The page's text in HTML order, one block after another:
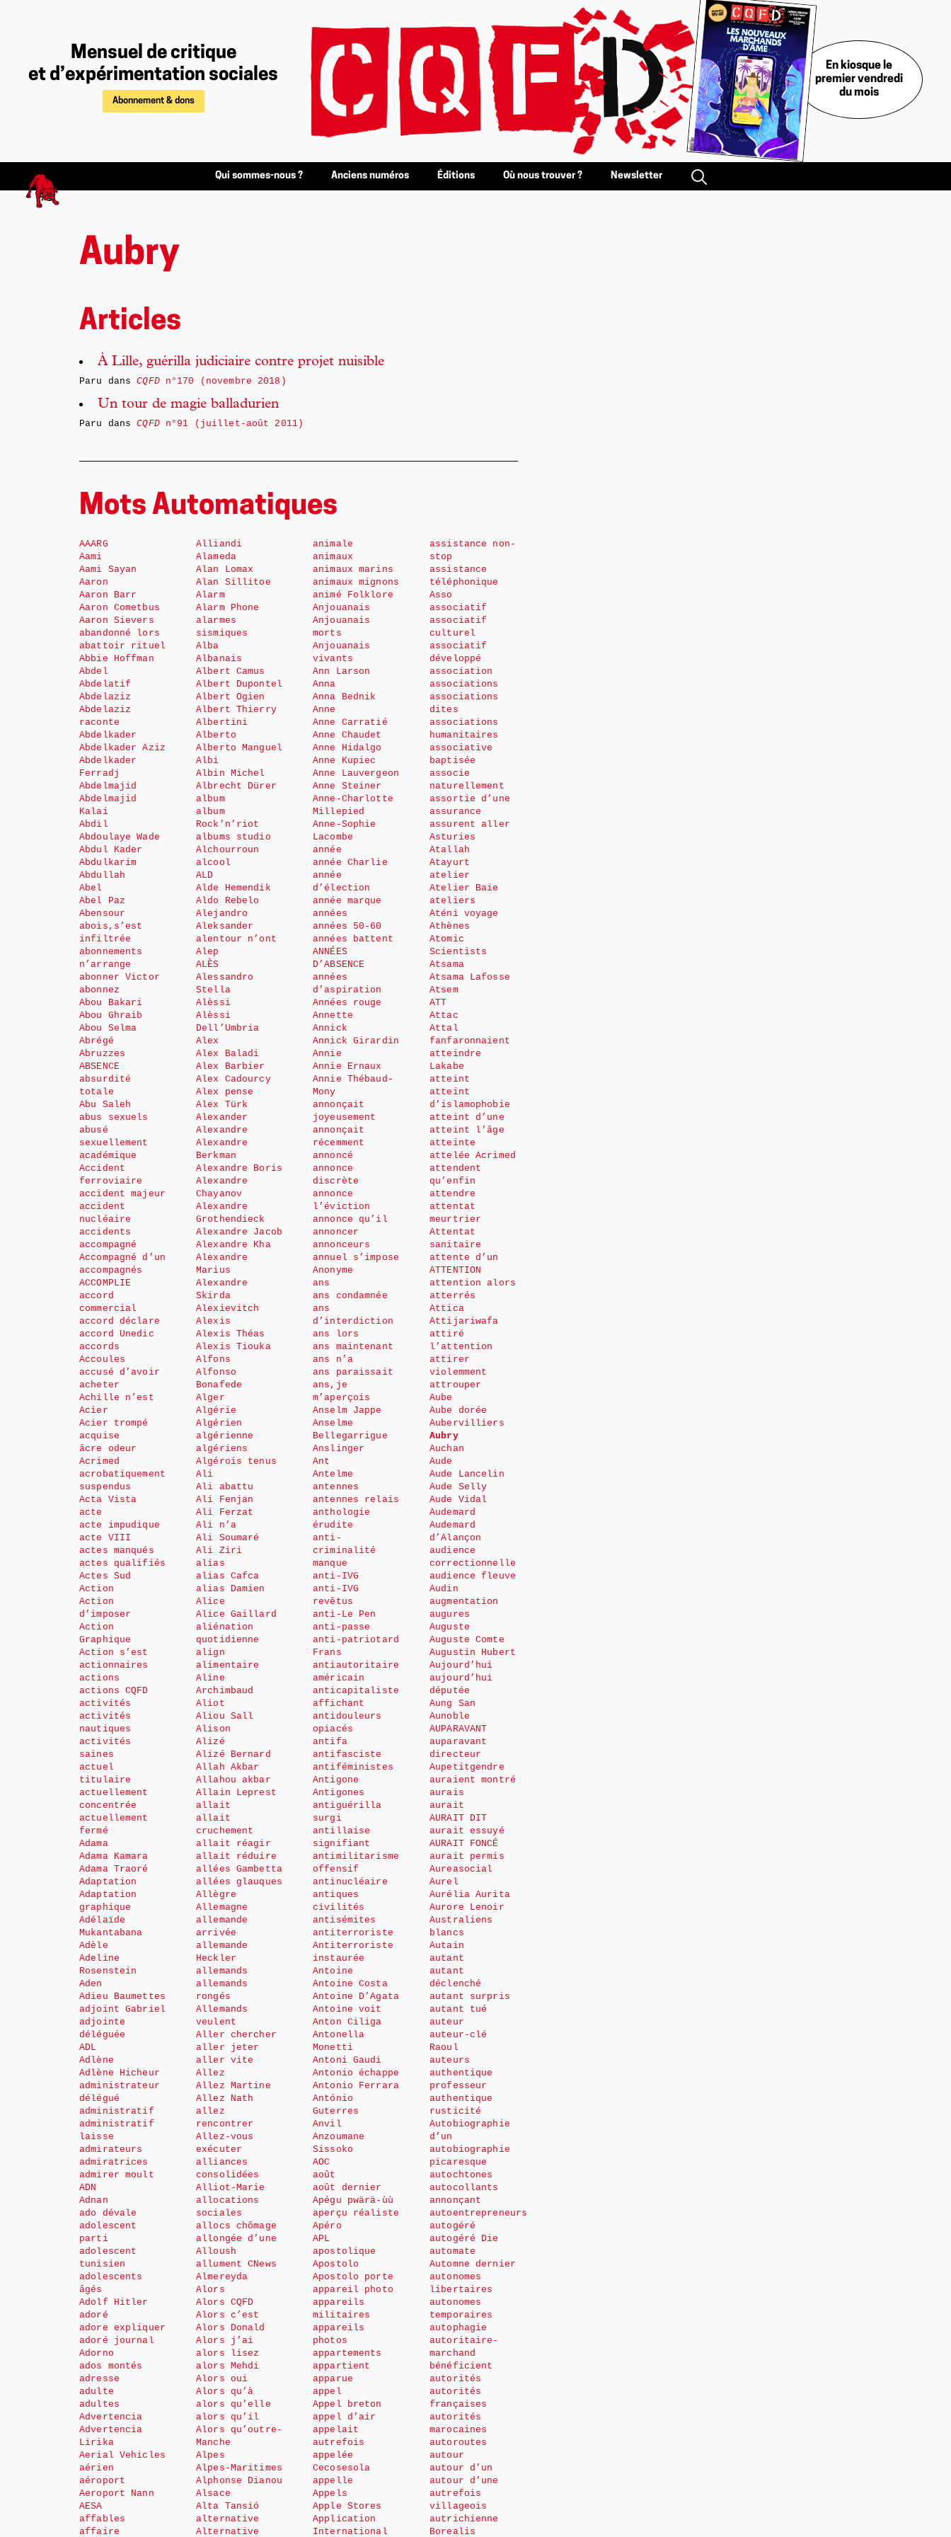
Mensuel de critique
et d’expérimentation sociales
Abonnement & dons
En kiosque le
premier vendredi
du mois
Qui sommes-nous ? Anciens numéros Éditions Où nous trouver ? Newsletter
Aubry
Articles
À Lille, guérilla judiciaire contre projet nuisible
Paru dansCQFDn°170 (novembre 2018)
Un tour de magie balladurien
Paru dansCQFDn°91 (juillet-août 2011)
Mots Automatiques
AAARG
Aami
Aami Sayan
Aaron
Aaron Barr
Aaron Cometbus
Aaron Sievers
abandonné lors
abattoir rituel
Abbie Hoffman
Abdel
Abdelatif
Abdelaziz
Abdelaziz
raconte
Abdelkader
Abdelkader Aziz
Abdelkader
Ferradj
Abdelmajid
Abdelmajid
Kalai
Abdil
Abdoulaye Wade
Abdul Kader
Abdulkarim
Abdullah
Abel
Abel Paz
Abensour
abois,s’est
infiltrée
abonnements
n’arrange
abonner Victor
abonnez
Abou Bakari
Abou Ghraib
Abou Selma
Abrégé
Abruzzes
ABSENCE
absurdité
totale
Abu Saleh
abus sexuels
abusé
sexuellement
académique
Accident
ferroviaire
accident majeur
accident
nucléaire
accidents
accompagné
Accompagné d’un
accompagnés
ACCOMPLIE
accord
commercial
accord déclare
accord Unedic
accords
Accoules
accusé d’avoir
acheter
Achille n’est
Acier
Acier trompé
acquise
âcre odeur
Acrimed
acrobatiquement
suspendus
Acta Vista
acte
acte impudique
acte VIII
actes manqués
actes qualifiés
Actes Sud
Action
Action
d’imposer
Action
Graphique
Action s’est
actionnaires
actions
actions CQFD
activités
activités
nautiques
activités
saines
actuel
titulaire
actuellement
concentrée
actuellement
fermé
Adama
Adama Kamara
Adama Traoré
Adaptation
Adaptation
graphique
Adélaïde
Mukantabana
Adèle
Adeline
Rosenstein
Aden
Adieu Baumettes
adjoint Gabriel
adjointe
déléguée
ADL
Adlène
Adlène Hicheur
administrateur
délégué
administratif
administratif
laisse
admirateurs
admiratrices
admirer moult
ADN
Adnan
ado dévale
adolescent
parti
adolescent
tunisien
adolescents
âgés
Adolf Hitler
adoré
adore expliquer
adoré journal
Adorno
ados montés
adresse
adulte
adultes
Advertencia
Advertencia
Lirika
Aerial Vehicles
aérien
aéroport
Aeroport Nann
AESA
affables
affaire
Alliandi
Alameda
Alan Lomax
Alan Sillitoe
Alarm
Alarm Phone
alarmes
sismiques
Alba
Albanais
Albert Camus
Albert Dupontel
Albert Ogien
Albert Thierry
Albertini
Alberto
Alberto Manguel
Albi
Albin Michel
Albrecht Dürer
album
album
Rock’n’riot
albums studio
Alchourroun
alcool
ALD
Alde Hemendik
Aldo Rebelo
Alejandro
Aleksander
alentour n’ont
Alep
ALÈS
Alessandro
Stella
Alèssi
Alèssi
Dell’Umbria
Alex
Alex Baladi
Alex Barbier
Alex Cadourcy
Alex pense
Alex Türk
Alexander
Alexandre
Alexandre
Berkman
Alexandre Boris
Alexandre
Chayanov
Alexandre
Grothendieck
Alexandre Jacob
Alexandre Kha
Alexandre
Marius
Alexandre
Skirda
Alexievitch
Alexis
Alexis Théas
Alexis Tiouka
Alfons
Alfonso
Bonafede
Alger
Algérie
Algérien
algérienne
algériens
Algérois tenus
Ali
Ali abattu
Ali Fenjan
Ali Ferzat
Ali n’a
Ali Soumaré
Ali Ziri
alias
alias Cafca
alias Damien
Alice
Alice Gaillard
aliénation
quotidienne
align
alimentaire
Aline
Archimbaud
Aliot
Aliou Sall
Alison
Alizé
Alizé Bernard
Allah Akbar
Allahou akbar
Allain Leprest
allait
allait
cruchement
allait réagir
allait réduire
allées Gambetta
allées glauques
Allègre
Allemagne
allemande
arrivée
allemande
Heckler
allemands
allemands
rongés
Allemands
veulent
Aller chercher
aller jeter
aller vite
Allez
Allez Martine
Allez Nath
allez
rencontrer
Allez-vous
exécuter
alliances
consolidées
Alliot-Marie
allocations
sociales
allocs chômage
allongée d’une
Alloush
allument CNews
Almereyda
Alors
Alors CQFD
Alors c’est
Alors Donald
Alors j’ai
alors lisez
alors Mehdi
Alors oui
Alors qu’à
alors qu’elle
alors qu’il
Alors qu’outre-
Manche
Alpes
Alpes-Maritimes
Alphonse Dianou
Alsace
Alta Tansió
alternative
Alternative
animale
animaux
animaux marins
animaux mignons
animé Folklore
Anjouanais
Anjouanais
morts
Anjouanais
vivants
Ann Larson
Anna
Anna Bednik
Anne
Anne Carratié
Anne Chaudet
Anne Hidalgo
Anne Kupiec
Anne Lauvergeon
Anne Steiner
Anne-Charlotte
Millepied
Anne-Sophie
Lacombe
année
année Charlie
année
d’élection
année marque
années
années 50-60
années battent
ANNÉES
D’ABSENCE
années
d’aspiration
Années rouge
Annette
Annick
Annick Girardin
Annie
Annie Ernaux
Annie Thébaud-
Mony
annonçait
joyeusement
annonçait
récemment
annoncé
annonce
discrète
annonce
l’éviction
annonce qu’il
annoncer
annonceurs
annuel s’impose
Anonyme
ans
ans condamnée
ans
d’interdiction
ans lors
ans maintenant
ans n’a
ans paraissait
ans,je
m’aperçois
Anselm Jappe
Anselme
Bellegarrigue
Anslinger
Ant
Antelme
antennes
antennes relais
anthologie
érudite
anti-
criminalité
manque
anti-IVG
anti-IVG
revêtus
anti-Le Pen
anti-passe
anti-patriotard
Frans
antiautoritaire
américain
anticapitaliste
affichant
antidouleurs
opiacés
antifa
antifasciste
antiféministes
Antigone
Antigones
antiguérilla
surgi
antillaise
signifiant
antimilitarisme
offensif
antinucléaire
antiques
civilités
antisémites
antiterroriste
Antiterroriste
instaurée
Antoine
Antoine Costa
Antoine D’Agata
Antoine voit
Anton Ciliga
Antonella
Monetti
Antoni Gaudi
Antonio échappe
Antonio Ferrara
António
Guterres
Anvil
Anzoumane
Sissoko
AOC
août
août dernier
Apégu pwärä-ùù
aperçu réaliste
Apéro
APL
apostolique
Apostolo
Apostolo porte
appareil photo
appareils
militaires
appareils
photos
appartements
appartient
apparue
appel
Appel breton
appel d’air
appelait
autrefois
appelée
Cecosesola
appelle
Appels
Apple Stores
Application
International
assistance non-
stop
assistance
téléphonique
Asso
associatif
associatif
culturel
associatif
développé
association
associations
associations
dites
associations
humanitaires
associative
baptisée
associe
naturellement
assortie d’une
assurance
assurent aller
Asturies
Atallah
Atayurt
atelier
Atelier Baie
ateliers
Aténi voyage
Athènes
Atomic
Scientists
Atsama
Atsama Lafosse
Atsem
ATT
Attac
Attal
fanfaronnaient
atteindre
Lakabe
atteint
atteint
d’islamophobie
atteint d’une
atteint l’âge
atteinte
attelée Acrimed
attendent
qu’enfin
attendre
attentat
meurtrier
Attentat
sanitaire
attente d’un
ATTENTION
attention alors
atterrés
Attica
Attijariwafa
attiré
l’attention
attirer
violemment
attrouper
Aube
Aube dorée
Aubervilliers
Aubry
Auchan
Aude
Aude Lancelin
Aude Selly
Aude Vidal
Audemard
Audemard
d’Alançon
audience
correctionnelle
audience fleuve
Audin
augmentation
augures
Auguste
Auguste Comte
Augustin Hubert
Aujourd’hui
aujourd’hui
députée
Aung San
Aunoble
AUPARAVANT
auparavant
directeur
Aupetitgendre
auraient montré
aurais
aurait
AURAIT DIT
aurait essuyé
AURAIT FONCÉ
aurait permis
Aureasocial
Aurel
Aurélia Aurita
Aurore Lenoir
Australiens
blancs
Autain
autant
autant
déclenché
autant surpris
autant tué
auteur
auteur-clé
Raoul
auteurs
authentique
professeur
authentique
rusticité
Autobiographie
d’un
autobiographie
picaresque
autochtones
autocollants
annonçant
autoentrepreneurs
autogéré
autogéré Die
automate
Automne dernier
autonomes
libertaires
autonomes
temporaires
autophagie
autoritaire-
marchand
bénéficient
autorités
autorités
françaises
autorités
marocaines
autoroutes
autour
autour d’un
autour d’une
autrefois
villageois
autrichienne
Borealis